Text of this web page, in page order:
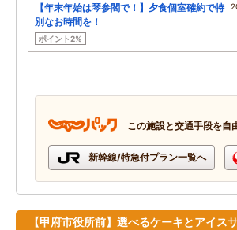
【年末年始は琴参閣で！】夕食個室確約で特
別なお時間を！
ポイント2%
この施設と交通手段を自
新幹線/特急付プラン一覧へ
【甲府市役所前】選べるケーキとアイス